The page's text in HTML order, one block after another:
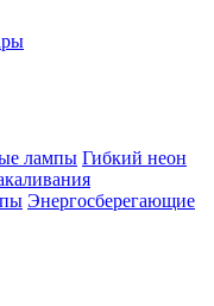
лампы Гибкий неон
Энергосберегающие